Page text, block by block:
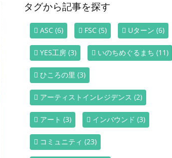
タグから記事を探す
ASC (6) FSC (5) Uターン (6)
YES工房 (3) いのちめぐるまち (11)
ひころの里 (3)
アーティストインレジデンス (2)
アート (3) インバウンド (3)
コミュニティ (23)